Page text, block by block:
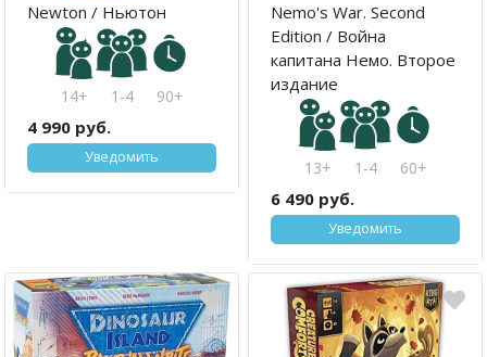
Newton / Ньютон
14+ 1-4 90+
4 990 руб.
Уведомить
Nemo's War. Second
Edition / Война
капитана Немо. Второе
издание
13+ 1-4 60+
6 490 руб.
Уведомить